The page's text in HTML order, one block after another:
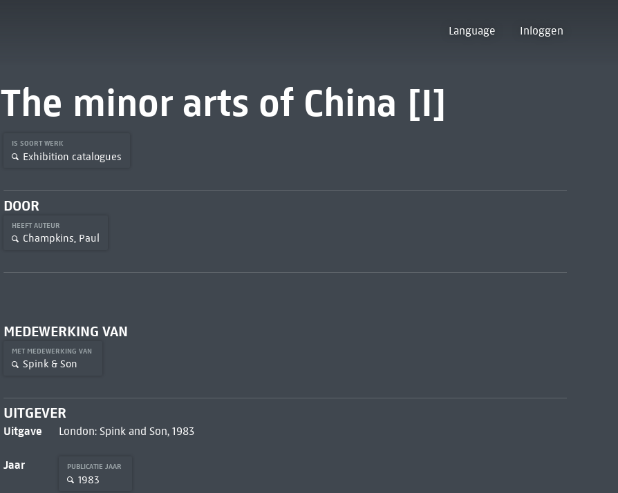
Language Inloggen
The minor arts of China [I]
IS SOORT WERK
Exhibition catalogues
DOOR
HEEFT AUTEUR
Champkins, Paul
MEDEWERKING VAN
MET MEDEWERKING VAN
Spink & Son
UITGEVER
Uitgave London: Spink and Son, 1983
Jaar PUBLICATIE JAAR
1983